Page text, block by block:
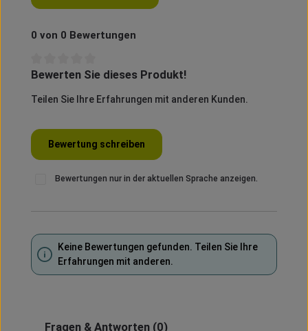
0 von 0 Bewertungen
Durchschnittliche Bewertung von 0 von 5 Sternen
Bewerten Sie dieses Produkt!
Teilen Sie Ihre Erfahrungen mit anderen Kunden.
Bewertung schreiben
Bewertungen nur in der aktuellen Sprache anzeigen.
Keine Bewertungen gefunden. Teilen Sie Ihre
Erfahrungen mit anderen.
Fragen & Antworten(0)